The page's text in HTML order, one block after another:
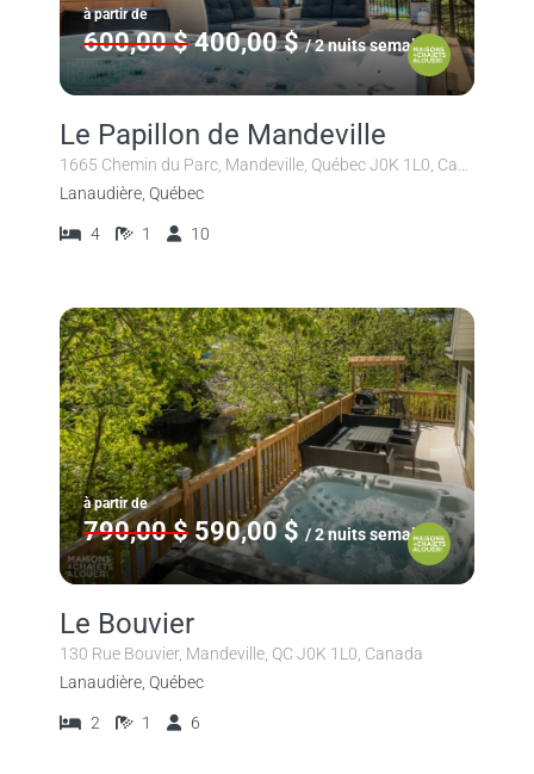
à partir de
600,00 $ 400,00 $ / 2 nuits semaine
Le Papillon de Mandeville
Lanaudière, Québec
4 1 10
à partir de
790,00 $ 590,00 $ / 2 nuits semaine
Le Bouvier
130 Rue Bouvier, Mandeville, QC J0K 1L0, Canada
Lanaudière, Québec
2 1 6